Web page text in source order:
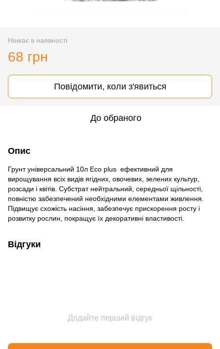
Немає в наявності
68 грн
Повідомити, коли з'явиться
До обраного
Опис
Грунт універсальний 10л Eco plus ефективний для
вирощування всіх видів ягідних, овочевих, зелених культур,
розсади і квітів. Субстрат нейтральний, середньої щільності,
повністю забезпечений необхідними елементами живлення.
Підвищує схожість насіння, забезпечує прискорення росту і
розвитку рослин, покращує їх декоративні властивості.
Відгуки
Додайте перший відгук